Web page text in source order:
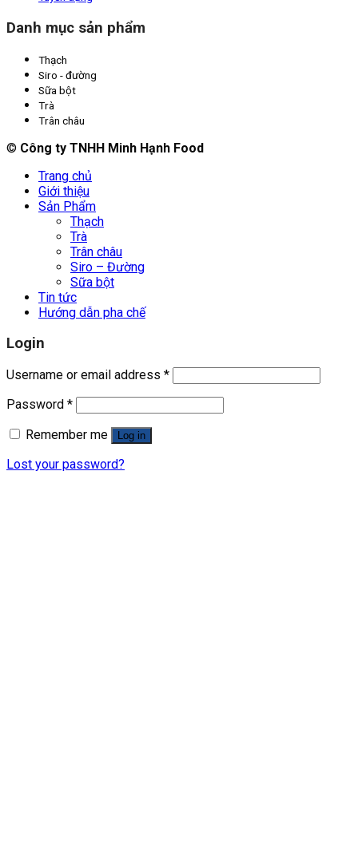
Danh mục sản phẩm
Thạch
Siro - đường
Sữa bột
Trà
Trân châu
© Công ty TNHH Minh Hạnh Food
Trang chủ
Giới thiệu
Sản Phẩm
Thạch
Trà
Trân châu
Siro – Đường
Sữa bột
Tin tức
Hướng dẫn pha chế
Login
Username or email address *
Password *
Remember me
Log in
Lost your password?